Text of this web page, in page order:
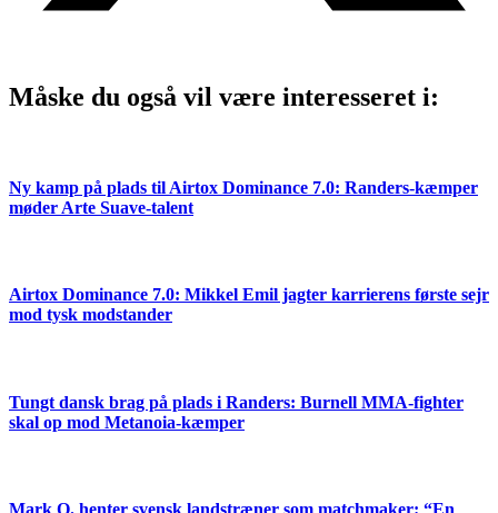
Måske du også vil være interesseret i:
Ny kamp på plads til Airtox Dominance 7.0: Randers-kæmper
møder Arte Suave-talent
Airtox Dominance 7.0: Mikkel Emil jagter karrierens første sejr
mod tysk modstander
Tungt dansk brag på plads i Randers: Burnell MMA-fighter
skal op mod Metanoia-kæmper